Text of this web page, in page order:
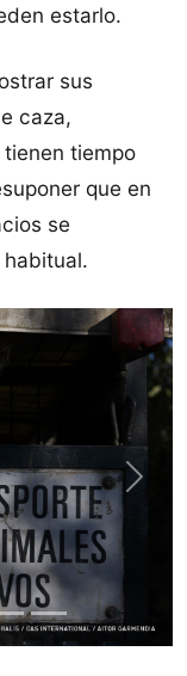
estarlo.
sus
caza,
tiempo
que en
se
Next